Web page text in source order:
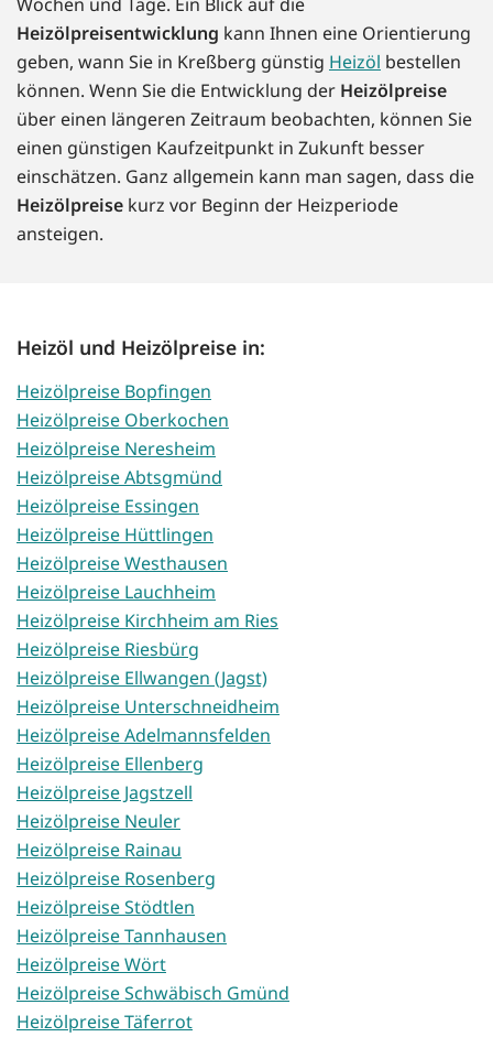
Heizölpreisentwicklung kann Ihnen eine Orientierung
geben, wann Sie in Kreßberg günstig Heizöl bestellen
können. Wenn Sie die Entwicklung der Heizölpreise
über einen längeren Zeitraum beobachten, können Sie
einen günstigen Kaufzeitpunkt in Zukunft besser
einschätzen. Ganz allgemein kann man sagen, dass die
Heizölpreise kurz vor Beginn der Heizperiode
ansteigen.
Heizöl und Heizölpreise in:
Heizölpreise Bopfingen
Heizölpreise Oberkochen
Heizölpreise Neresheim
Heizölpreise Abtsgmünd
Heizölpreise Essingen
Heizölpreise Hüttlingen
Heizölpreise Westhausen
Heizölpreise Lauchheim
Heizölpreise Kirchheim am Ries
Heizölpreise Riesbürg
Heizölpreise Ellwangen (Jagst)
Heizölpreise Unterschneidheim
Heizölpreise Adelmannsfelden
Heizölpreise Ellenberg
Heizölpreise Jagstzell
Heizölpreise Neuler
Heizölpreise Rainau
Heizölpreise Rosenberg
Heizölpreise Stödtlen
Heizölpreise Tannhausen
Heizölpreise Wört
Heizölpreise Schwäbisch Gmünd
Heizölpreise Täferrot